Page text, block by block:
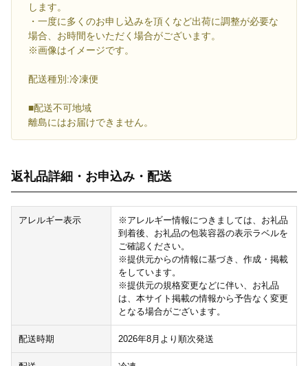
します。
・一度に多くのお申し込みを頂くなど出荷に調整が必要な
場合、お時間をいただく場合がございます。
※画像はイメージです。
配送種別:冷凍便
■配送不可地域
離島にはお届けできません。
返礼品詳細・お申込み・配送
アレルギー表示
※アレルギー情報につきましては、お礼品
到着後、お礼品の包装容器の表示ラベルを
ご確認ください。
※提供元からの情報に基づき、作成・掲載
をしています。
※提供元の規格変更などに伴い、お礼品
は、本サイト掲載の情報から予告なく変更
となる場合がございます。
配送時期 2026年8月より順次発送